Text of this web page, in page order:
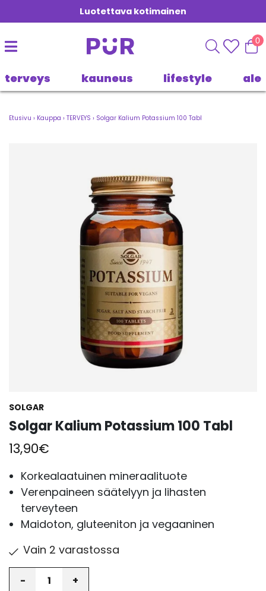
Luotettava kotimainen
0
terveys kauneus lifestyle ale
Etusivu › Kauppa › TERVEYS › Solgar Kalium Potassium 100 Tabl
SOLGAR
Solgar Kalium Potassium 100 Tabl
13,90€
Korkealaatuinen mineraalituote
Verenpaineen säätelyyn ja lihasten
terveyteen
Maidoton, gluteeniton ja vegaaninen
Vain 2 varastossa